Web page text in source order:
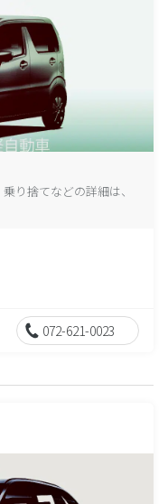
り捨てなどの詳細は、
072-621-0023